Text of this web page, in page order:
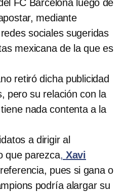
FC Barcelona luego de
mediante
sociales sugeridas
mexicana de la que es
retiró dicha publicidad
pero su relación con la
nada contenta a la
a dirigir al
que parezca, Xavi
pues si gana o
podría alargar su